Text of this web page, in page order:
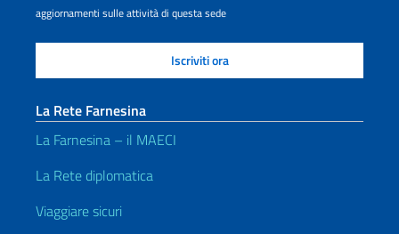
aggiornamenti sulle attività di questa sede
La Rete Farnesina
La Farnesina – il MAECI
La Rete diplomatica
Viaggiare sicuri